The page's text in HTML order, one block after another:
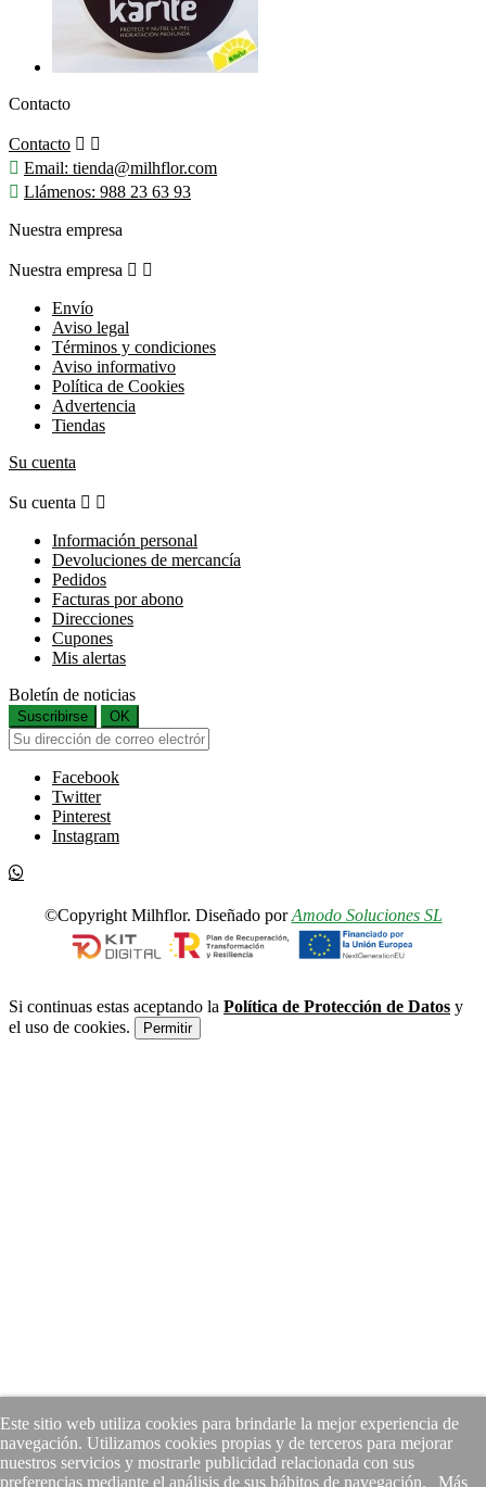
Este sitio web utiliza cookies para brindarle la mejor experiencia de
navegación. Utilizamos cookies propias y de terceros para mejorar
nuestros servicios y mostrarle publicidad relacionada con sus
preferencias mediante el análisis de sus hábitos de navegación.
Más
Contacto
Contacto  
 Email: tienda@milhflor.com
 Llámenos: 988 23 63 93
Nuestra empresa
Nuestra empresa  
Envío
Aviso legal
Términos y condiciones
Aviso informativo
Política de Cookies
Advertencia
Tiendas
Su cuenta
Su cuenta  
Información personal
Devoluciones de mercancía
Pedidos
Facturas por abono
Direcciones
Cupones
Mis alertas
Boletín de noticias
Suscribirse OK
Facebook
Twitter
Pinterest
Instagram
©Copyright Milhflor. Diseñado porAmodo Soluciones SL
Si continuas estas aceptando la Política de Protección de Datos y
el uso de cookies.
Permitir